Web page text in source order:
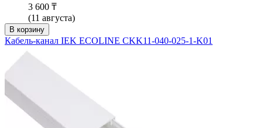
3 600 ₸
(11 августа)
В корзину
Кабель-канал IEK ECOLINE CKK11-040-025-1-K01